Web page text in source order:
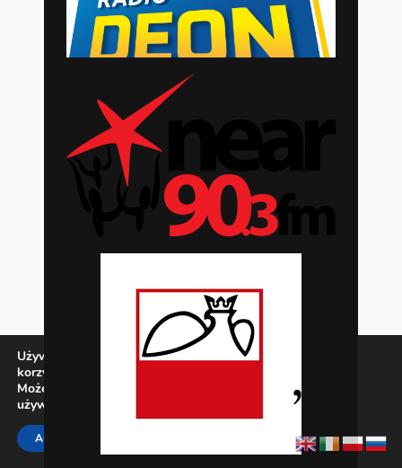
Używamy ciasteczek, aby zapewnić najlepszą jakość
korzystania z naszej witryny.
Możesz dowiedzieć się więcej o tym, jakich ciasteczek
używamy, lub wyłączyć je w
ACCEPT Zamknij panel